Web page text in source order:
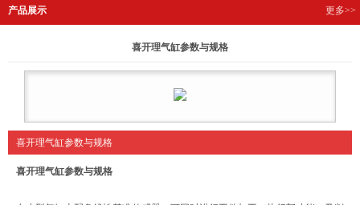
产品展示 更多>>
喜开理气缸参数与规格
喜开理气缸参数与规格
喜开理气缸参数与规格